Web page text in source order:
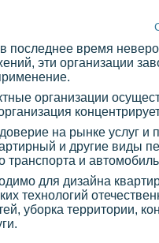
последнее время
эти организации
организации
на рынке услуг
и другие виды
и
для дизайна
технологий
уборка территории,